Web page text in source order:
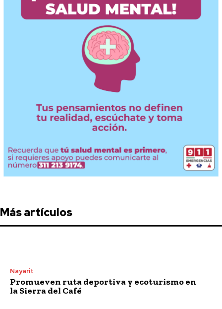
Más artículos
Nayarit
Promueven ruta deportiva y ecoturismo en
la Sierra del Café